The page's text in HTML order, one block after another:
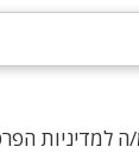
ה למדיניות